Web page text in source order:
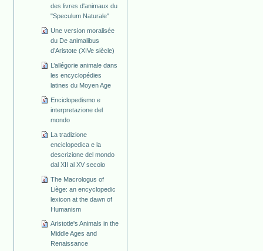
des livres d'animaux du
"Speculum Naturale"
Une version moralisée
du De animalibus
d’Aristote (XIVe siècle)
L’allégorie animale dans
les encyclopédies
latines du Moyen Age
Enciclopedismo e
interpretazione del
mondo
La tradizione
enciclopedica e la
descrizione del mondo
dal XII al XV secolo
The Macrologus of
Liège: an encyclopedic
lexicon at the dawn of
Humanism
Aristotle's Animals in the
Middle Ages and
Renaissance